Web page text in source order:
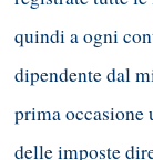
quindi a ogni
dipendente dal
prima occasione
delle imposte